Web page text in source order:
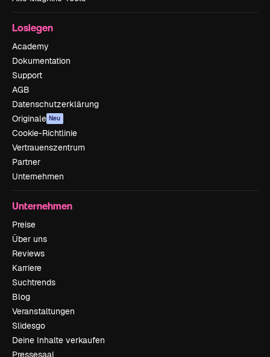
Loslegen
Academy
Dokumentation
Support
AGB
Datenschutzerklärung
Originale Neu
Cookie-Richtlinie
Vertrauenszentrum
Partner
Unternehmen
Unternehmen
Preise
Über uns
Reviews
Karriere
Suchtrends
Blog
Veranstaltungen
Slidesgo
Deine Inhalte verkaufen
Pressesaal